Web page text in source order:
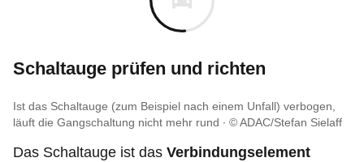
Schaltauge prüfen und richten
Ist das Schaltauge (zum Beispiel nach einem Unfall) verbogen,
läuft die Gangschaltung nicht mehr rund
© ADAC/Stefan Sielaff
Das Schaltauge ist das Verbindungselement